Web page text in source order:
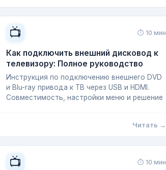
📺 ⏱ 10 мин
Как подключить внешний дисковод к
телевизору: Полное руководство
Инструкция по подключению внешнего DVD
и Blu-ray привода к ТВ через USB и HDMI.
Совместимость, настройки меню и решение
Читать →
📺 ⏱ 10 мин